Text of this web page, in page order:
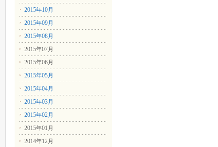
2015年10月
2015年09月
2015年08月
2015年07月
2015年06月
2015年05月
2015年04月
2015年03月
2015年02月
2015年01月
2014年12月